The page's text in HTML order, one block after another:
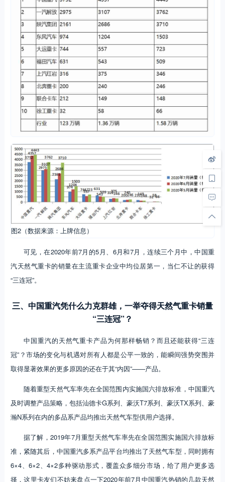
图2（数据来源：上牌信息）
可见，在2020年前7月的5月、6月和7月，连续三个月中，中国重
汽天然气重卡的销量在主流重卡企业中均位居第一，当仁不让的获得
“三连冠”。
三、中国重汽凭什么力克群雄，一举夺得天然气重卡销量
“三连冠”？
中国重汽的天然气重卡产品为何那样畅销？而且还能获得“三连
冠”？市场的变化与机遇对所有人都是公平一致的，能瞬间强势突围并
取得显著效果的更多原因的还在于其“内因”——产品。
随着重型天然气车率先在全国范围内实施国六排放标准，中国重汽
及时调整产品策略，包括汕德卡G系列、豪沃T7系列、豪沃TX系列、豪
瀚N系列在内的多品系产品均推出天然气车型供用户选择。
据了解，2019年7月重型天然气车率先在全国范围实施国六排放标
准，紧随其后，中国重汽多系产品平台均推出了天然气车型，同时拥有
6×4、6×2、4×2多种驱动形式，覆盖众多细分市场，给了用户更多选
择，这里卡友们不妨来盘点一下2020年前7月中国重汽热销的几款天然